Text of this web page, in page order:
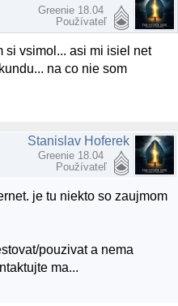
Greenie 18.04
Používateľ
si vsimol... asi mi isiel net
na co nie som
Stanislav Hoferek
Greenie 18.04
Používateľ
je tu niekto so zaujmom
pouzivat a nema
ma...